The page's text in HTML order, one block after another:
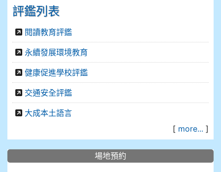
評鑑列表
閱讀教育評鑑
永續發展環境教育
健康促進學校評鑑
交通安全評鑑
大成本土語言
[ more... ]
場地預約